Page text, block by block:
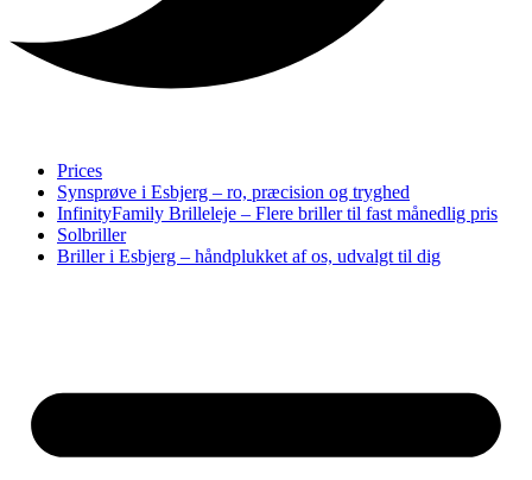
Prices
Synsprøve i Esbjerg – ro, præcision og tryghed​
InfinityFamily Brilleleje – Flere briller til fast månedlig pris
Solbriller
Briller i Esbjerg – håndplukket af os, udvalgt til dig